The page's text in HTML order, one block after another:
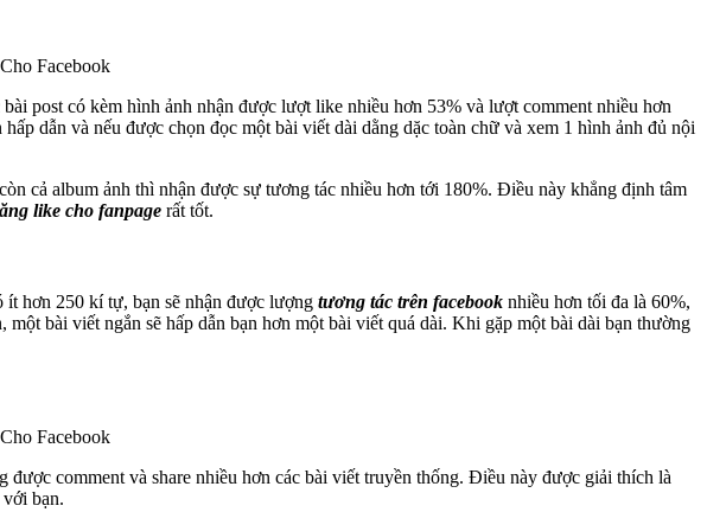
post có kèm hình ảnh nhận được lượt like nhiều hơn 53% và lượt comment nhiều hơn
dẫn và nếu được chọn đọc một bài viết dài dằng dặc toàn chữ và xem 1 hình ảnh đủ nội
cả album ảnh thì nhận được sự tương tác nhiều hơn tới 180%. Điều này khẳng định tâm
like cho fanpage rất tốt.
ít hơn 250 kí tự, bạn sẽ nhận được lượng tương tác trên facebook nhiều hơn tối đa là 60%,
bài viết ngắn sẽ hấp dẫn bạn hơn một bài viết quá dài. Khi gặp một bài dài bạn thường
comment và share nhiều hơn các bài viết truyền thống. Điều này được giải thích là
bạn.